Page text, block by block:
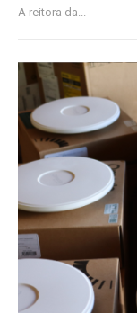
A reitora da...